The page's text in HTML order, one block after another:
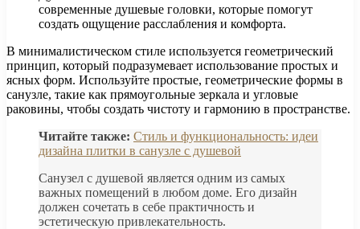
современные душевые головки, которые помогут
создать ощущение расслабления и комфорта.
В минималистическом стиле используется геометрический
принцип, который подразумевает использование простых и
ясных форм. Используйте простые, геометрические формы в
санузле, такие как прямоугольные зеркала и угловые
раковины, чтобы создать чистоту и гармонию в пространстве.
Читайте также: Стиль и функциональность: идеи
дизайна плитки в санузле с душевой
Санузел с душевой является одним из самых
важных помещений в любом доме. Его дизайн
должен сочетать в себе практичность и
эстетическую привлекательность.